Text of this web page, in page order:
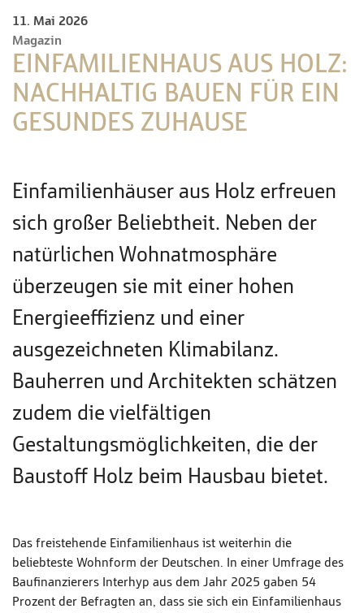
11. Mai 2026
Magazin
EINFAMILIENHAUS AUS HOLZ:
NACHHALTIG BAUEN FÜR EIN
GESUNDES ZUHAUSE
Einfamilienhäuser aus Holz erfreuen
sich großer Beliebtheit. Neben der
natürlichen Wohnatmosphäre
überzeugen sie mit einer hohen
Energieeffizienz und einer
ausgezeichneten Klimabilanz.
Bauherren und Architekten schätzen
zudem die vielfältigen
Gestaltungsmöglichkeiten, die der
Baustoff Holz beim Hausbau bietet.
Das freistehende Einfamilienhaus ist weiterhin die
beliebteste Wohnform der Deutschen. In einer Umfrage des
Baufinanzierers Interhyp aus dem Jahr 2025 gaben 54
Prozent der Befragten an, dass sie sich ein Einfamilienhaus